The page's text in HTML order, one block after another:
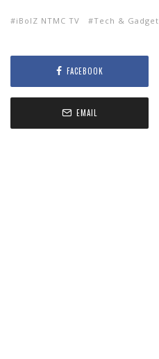
iBolZ NTMC TV Tech & Gadget
FACEBOOK
EMAIL